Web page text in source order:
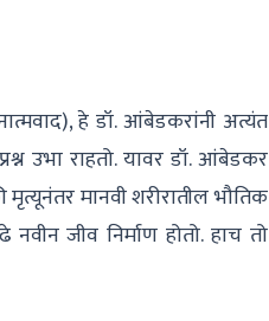
हे डॉ. आंबेडकरांनी अत्यंत
उभा राहतो. यावर डॉ. आंबेडकर
मृत्यूनंतर मानवी शरीरातील भौतिक
जीव निर्माण होतो. हाच तो